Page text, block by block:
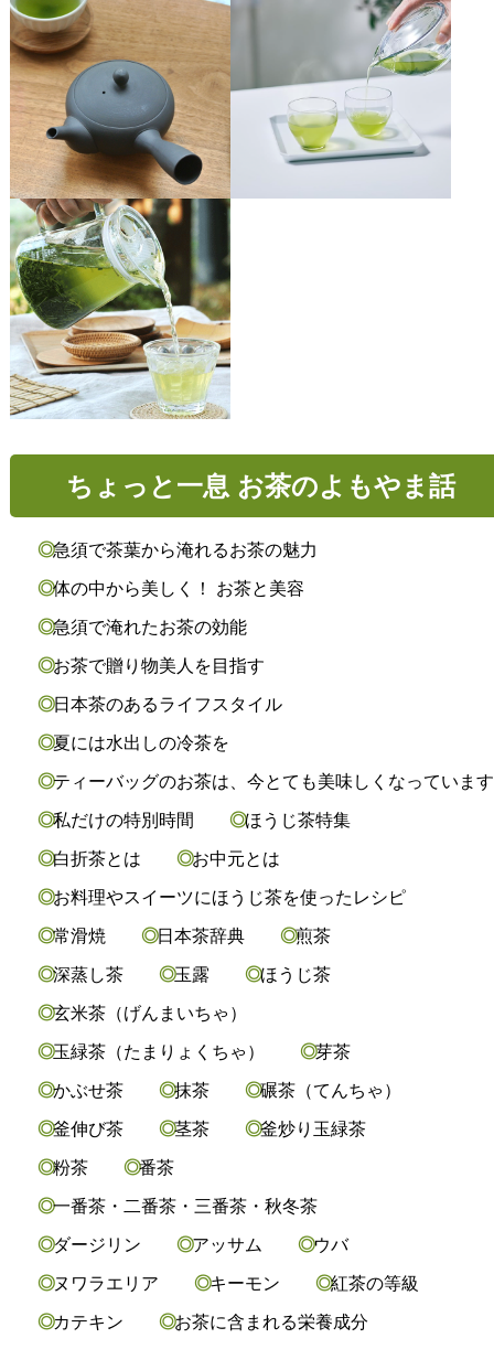
ちょっと一息 お茶のよもやま話
急須で茶葉から淹れるお茶の魅力
体の中から美しく！ お茶と美容
急須で淹れたお茶の効能
お茶で贈り物美人を目指す
日本茶のあるライフスタイル
夏には水出しの冷茶を
ティーバッグのお茶は、今とても美味しくなっています
私だけの特別時間 ほうじ茶特集
白折茶とは お中元とは
お料理やスイーツにほうじ茶を使ったレシピ
常滑焼 日本茶辞典 煎茶
深蒸し茶 玉露 ほうじ茶
玄米茶（げんまいちゃ）
玉緑茶（たまりょくちゃ） 芽茶
かぶせ茶 抹茶 碾茶（てんちゃ）
釜伸び茶 茎茶 釜炒り玉緑茶
粉茶 番茶
一番茶・二番茶・三番茶・秋冬茶
ダージリン アッサム ウバ
ヌワラエリア キーモン 紅茶の等級
カテキン お茶に含まれる栄養成分